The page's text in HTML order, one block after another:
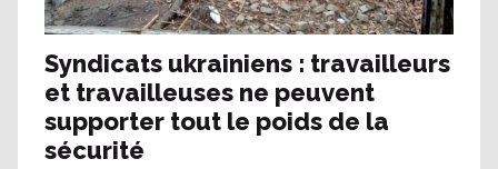
Syndicats ukrainiens : travailleurs
et travailleuses ne peuvent
supporter tout le poids de la
sécurité